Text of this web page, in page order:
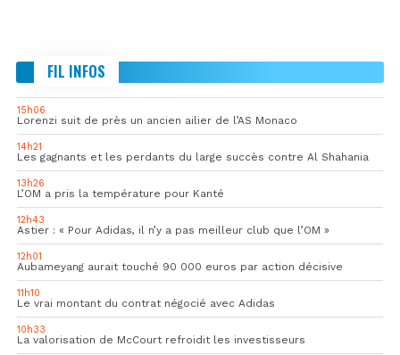
FIL INFOS
15h06
Lorenzi suit de près un ancien ailier de l’AS Monaco
14h21
Les gagnants et les perdants du large succès contre Al Shahania
13h26
L’OM a pris la température pour Kanté
12h43
Astier : « Pour Adidas, il n’y a pas meilleur club que l’OM »
12h01
Aubameyang aurait touché 90 000 euros par action décisive
11h10
Le vrai montant du contrat négocié avec Adidas
10h33
La valorisation de McCourt refroidit les investisseurs